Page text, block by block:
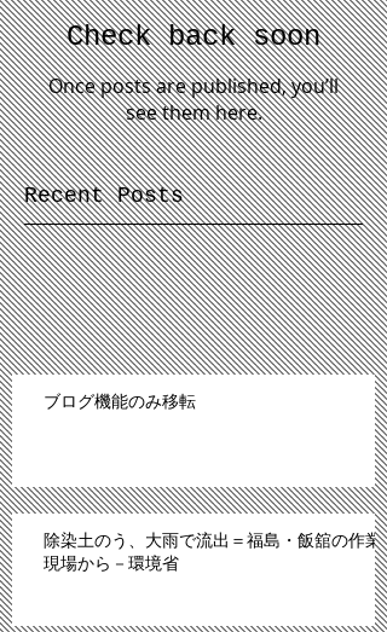
Check back soon
Once posts are published, you’ll
see them here.
Recent Posts
ブログ機能のみ移転
除染土のう、大雨で流出＝福島・飯舘の作業
現場から－環境省